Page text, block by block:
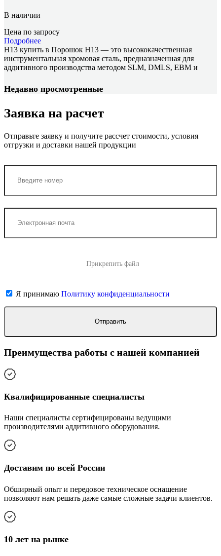
В наличии
Цена по запросу
Подробнее
H13 купить в Порошок H13 — это высококачественная
инструментальная хромовая сталь, предназначенная для
аддитивного производства методом SLM, DMLS, EBM и
Недавно просмотренные
Заявка на расчет
Отправьте заявку и получите рассчет стоимости, условия
отгрузки и доставки нашей продукции
Прикрепить файл
Я принимаю Политику конфиденциальности
Преимущества работы с нашей компанией
Квалифицированные специалисты
Наши специалисты сертифицированы ведущими
производителями аддитивного оборудования.
Доставим по всей России
Обширный опыт и передовое техническое оснащение
позволяют нам решать даже самые сложные задачи клиентов.
10 лет на рынке